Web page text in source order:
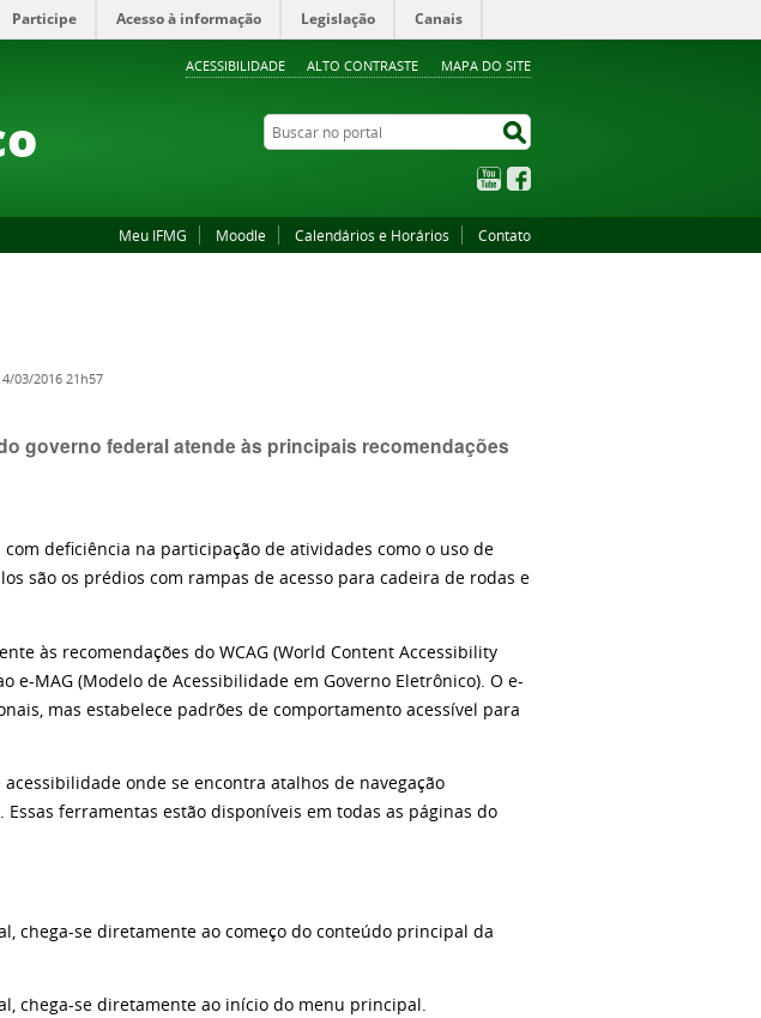
ACESSIBILIDADE ALTO CONTRASTE MAPA DO SITE
Participe Acesso à informação Legislação Canais
Buscar no portal
YouTube
Meu IFMG Moodle Calendários e Horários Contato
03/2016 21h57
governo federal atende às principais recomendações
deficiência na participação de atividades como o uso de
são os prédios com rampas de acesso para cadeira de rodas e
às recomendações do WCAG (World Content Accessibility
e-MAG (Modelo de Acessibilidade em Governo Eletrônico). O e-
mas estabelece padrões de comportamento acessível para
onde se encontra atalhos de navegação
ferramentas estão disponíveis em todas as páginas do
chega-se diretamente ao começo do conteúdo principal da
chega-se diretamente ao início do menu principal.